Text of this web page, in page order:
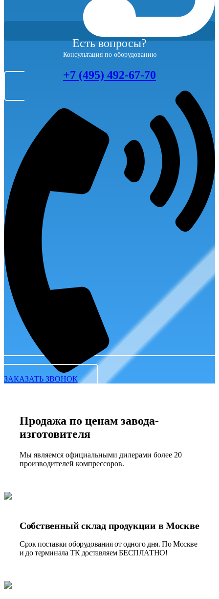
Есть вопросы?
Консультация по оборудованию
+7 (495) 492-67-70
ЗАКАЗАТЬ ЗВОНОК
Продажа по ценам завода-
изготовителя
Мы являемся официальными дилерами более 20
производителей компрессоров.
Собственный склад продукции в Москве
Срок поставки оборудования от одного дня. По Москве
и до терминала ТК доставляем БЕСПЛАТНО!